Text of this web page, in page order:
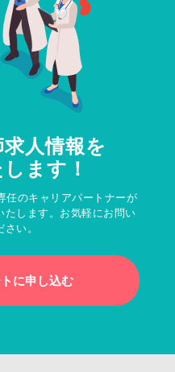
人情報を
ます！
任のキャリアパートナーが
たします。お気軽にお問い
い。
に申し込む